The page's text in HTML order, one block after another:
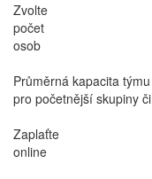
Zvolte
počet
osob
Průměrná kapacita
pro početnější skupiny
Zaplaťte
online